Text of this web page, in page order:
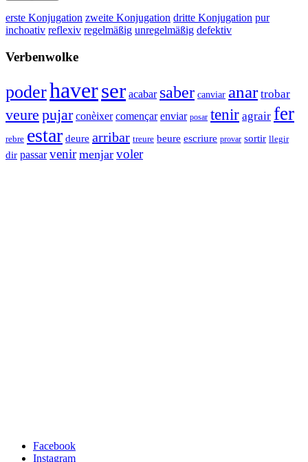
erste Konjugation zweite Konjugation dritte Konjugation pur
inchoativ reflexiv regelmäßig unregelmäßig defektiv
Verbenwolke
poderhaverser acabar saber canviar anar trobar
veure pujar conèixer començar enviar posar tenir agrair fer
rebre estar deure arribar treure beure escriure provar sortir llegir
dir passar venir menjar voler
Facebook
Instagram